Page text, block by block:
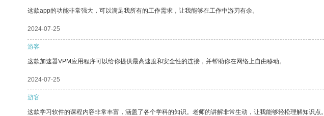
这款app的功能非常强大，可以满足我所有的工作需求，让我能够在工作中游刃有余。
2024-07-25
游客
这款加速器VPM应用程序可以给你提供最高速度和安全性的连接，并帮助你在网络上自由移动。
2024-07-25
游客
这款学习软件的课程内容非常丰富，涵盖了各个学科的知识。老师的讲解非常生动，让我能够轻松理解知识点。